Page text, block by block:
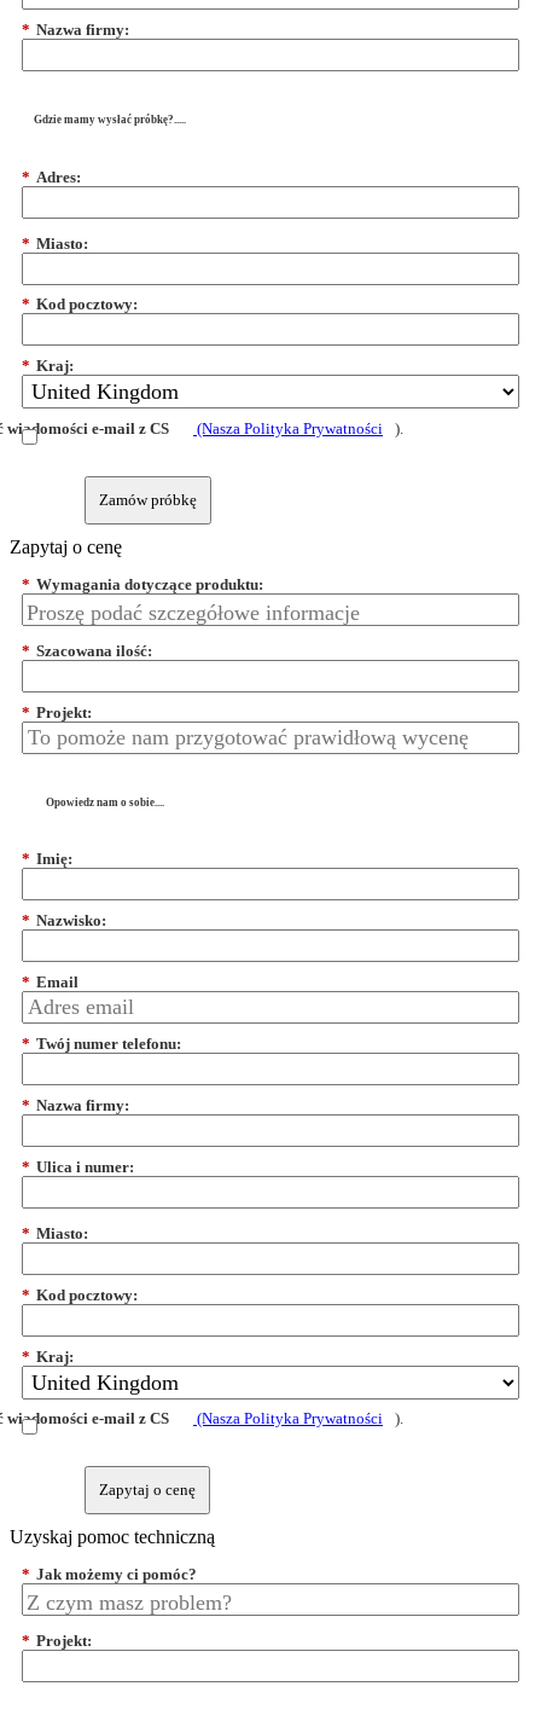
* Nazwa firmy:
Gdzie mamy wysłać próbkę?.....
* Adres:
* Miasto:
* Kod pocztowy:
* Kraj:
e-mail z CS (Nasza Polityka Prywatności ).
Zamów próbkę
Zapytaj o cenę
* Wymagania dotyczące produktu:
* Szacowana ilość:
* Projekt:
Opowiedz nam o sobie....
* Imię:
* Nazwisko:
* Email
* Twój numer telefonu:
* Nazwa firmy:
* Ulica i numer:
* Miasto:
* Kod pocztowy:
* Kraj:
e-mail z CS (Nasza Polityka Prywatności ).
Zapytaj o cenę
Uzyskaj pomoc techniczną
* Jak możemy ci pomóc?
* Projekt: